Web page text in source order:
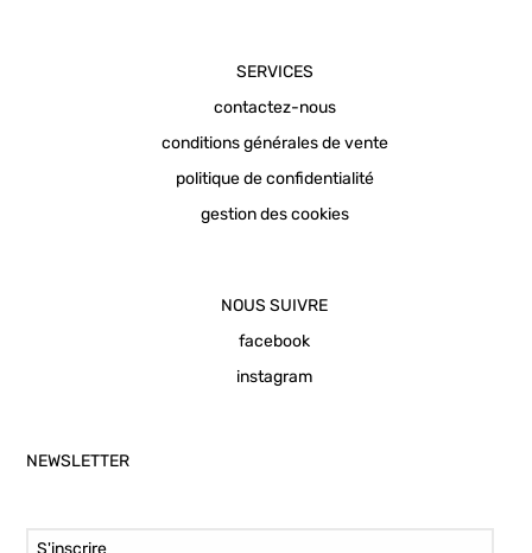
SERVICES
contactez-nous
conditions générales de vente
politique de confidentialité
gestion des cookies
NOUS SUIVRE
facebook
instagram
NEWSLETTER